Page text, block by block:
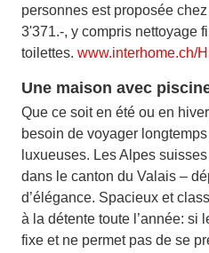
personnes est proposée
3'371.-, y compris nettoyage
toilettes. www.interhome.ch/
Une maison avec
Que ce soit en été ou en
besoin de voyager
luxueuses. Les Alpes
dans le canton du Valais –
d’élégance. Spacieux et
à la détente toute l’année: si
fixe et ne permet pas de se